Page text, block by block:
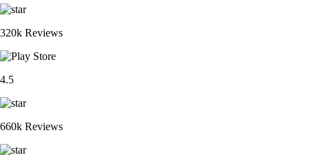
320k Reviews
4.5
660k Reviews